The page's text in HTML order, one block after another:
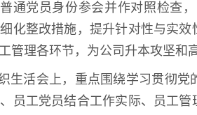
通党员身份参会并作对照检查
化整改措施，提升针对性与实
管理各环节，为公司升本攻坚和
生活会上，重点围绕学习贯彻
员工党员结合工作实际、员工